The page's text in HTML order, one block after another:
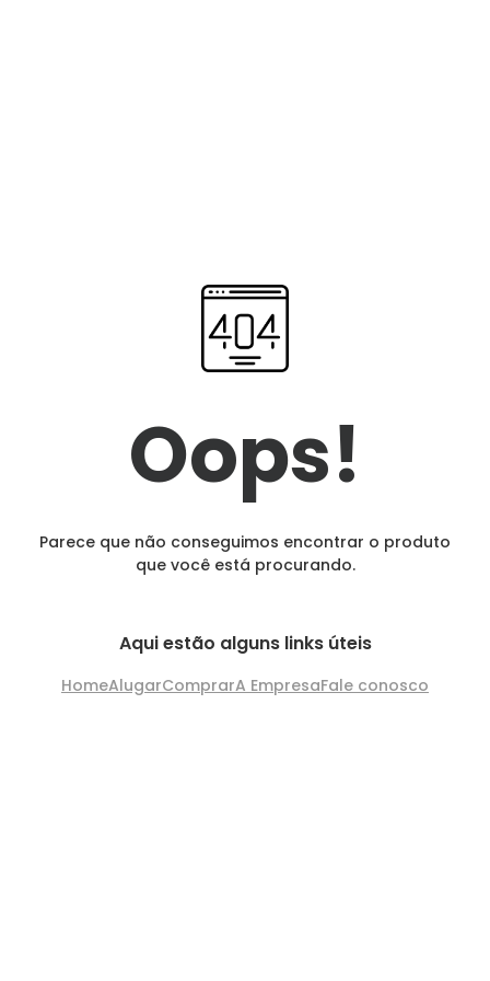
Oops!
Parece que não conseguimos encontrar o produto
que você está procurando.
Aqui estão alguns links úteis
HomeAlugarComprarA EmpresaFale conosco